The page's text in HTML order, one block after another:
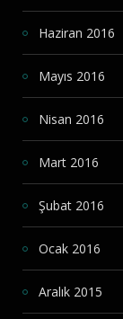
Haziran 2016
Mayıs 2016
Nisan 2016
Mart 2016
Şubat 2016
Ocak 2016
Aralık 2015